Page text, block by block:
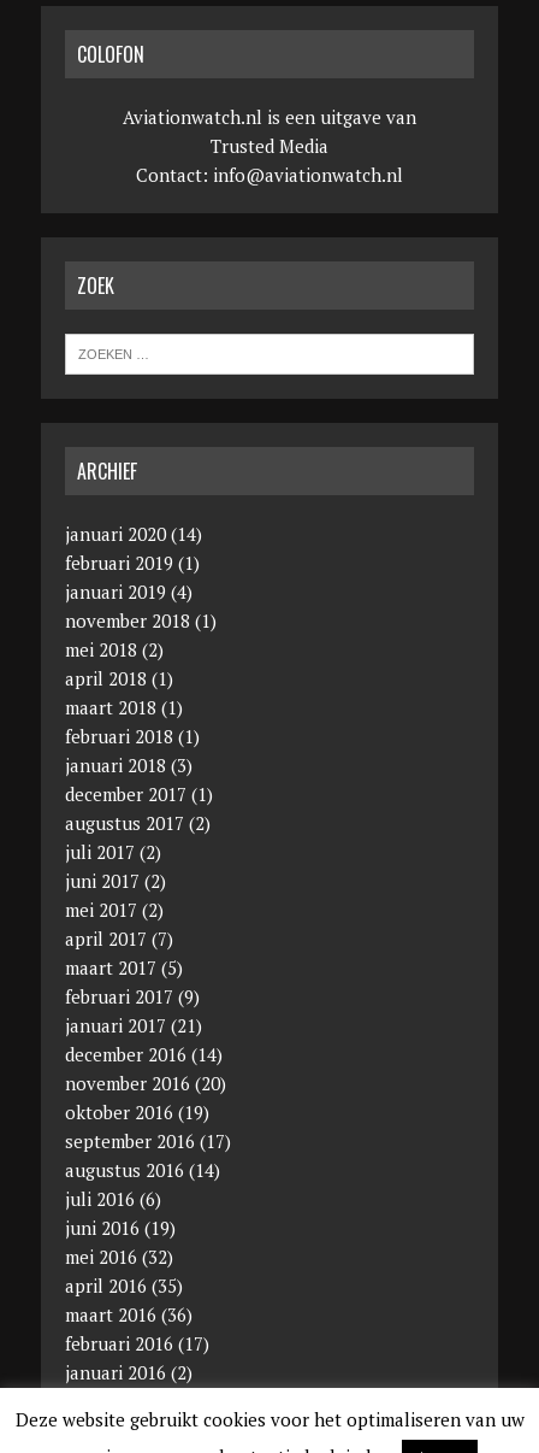
COLOFON
Aviationwatch.nl is een uitgave van
Trusted Media
Contact: info@aviationwatch.nl
ZOEK
ARCHIEF
januari 2020(14)
februari 2019 (1)
januari 2019 (4)
november 2018 (1)
mei 2018 (2)
april 2018 (1)
maart 2018 (1)
februari 2018 (1)
januari 2018 (3)
december 2017 (1)
augustus 2017 (2)
juli 2017 (2)
juni 2017 (2)
mei 2017 (2)
april 2017 (7)
maart 2017 (5)
februari 2017 (9)
januari 2017 (21)
december 2016 (14)
november 2016 (20)
oktober 2016 (19)
september 2016 (17)
augustus 2016 (14)
juli 2016 (6)
juni 2016 (19)
mei 2016 (32)
april 2016 (35)
maart 2016 (36)
februari 2016 (17)
januari 2016 (2)
Deze website gebruikt cookies voor het optimaliseren van uw